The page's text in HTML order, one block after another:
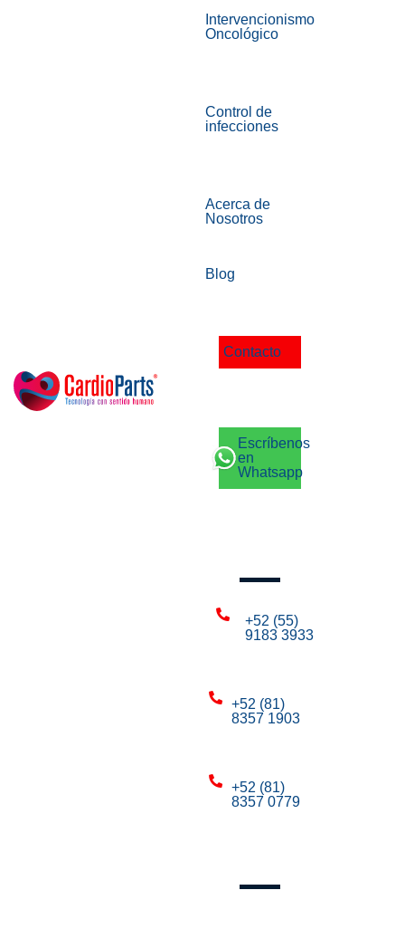
Intervencionismo
Oncológico
Control de
infecciones
Acerca de
Nosotros
Blog
Contacto
Escríbenos
en
Whatsapp
+52 (55)
9183 3933
+52 (81)
8357 1903
+52 (81)
8357 0779